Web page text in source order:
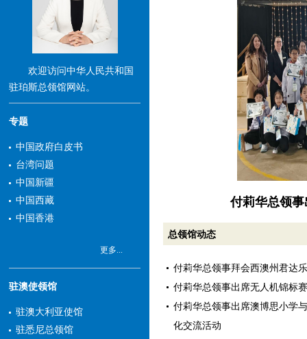
欢迎访问中华人民共和国
驻珀斯总领馆网站。
专题
中国政府白皮书
台湾问题
中国新疆
中国西藏
中国香港
更多...
驻澳使领馆
驻澳大利亚使馆
驻悉尼总领馆
总领馆动态
付莉华总领事拜会西澳州君达
付莉华总领事出席无人机锦标
付莉华总领事出席澳博思小学
化交流活动